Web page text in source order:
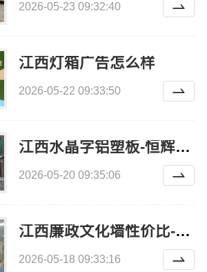
2026-05-23 09:32:40
江西灯箱广告怎么样
2026-05-22 09:33:50
江西水晶字铝塑板-恒辉广告
2026-05-20 09:35:06
江西廉政文化墙性价比-恒辉广告
2026-05-18 09:33:16